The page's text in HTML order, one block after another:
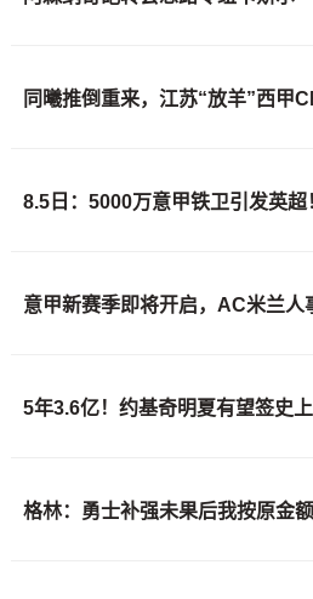
同曦推倒重来，江苏“放羊”西甲
意甲新赛季即将开启，AC米兰人
5年3.6亿！约基奇明夏有望签史
格林：勇士补强未果后我按原金